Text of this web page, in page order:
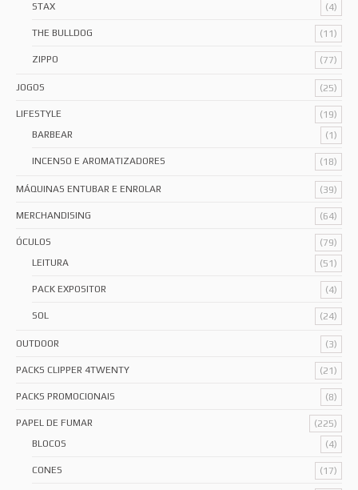
STAX (4)
THE BULLDOG (11)
ZIPPO (77)
JOGOS (25)
LIFESTYLE
(19)
BARBEAR
(1)
INCENSO E AROMATIZADORES (18)
MÁQUINAS ENTUBAR E ENROLAR (39)
MERCHANDISING (64)
ÓCULOS
(79)
LEITURA
(51)
PACK EXPOSITOR (4)
SOL (24)
OUTDOOR (3)
PACKS CLIPPER 4TWENTY (21)
PACKS PROMOCIONAIS (8)
PAPEL DE FUMAR
(225)
BLOCOS
(4)
CONES (17)